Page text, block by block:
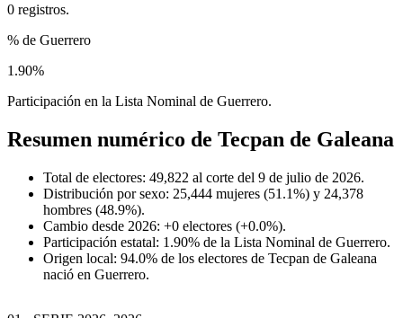
0 registros.
% de Guerrero
1.90%
Participación en la Lista Nominal de Guerrero.
Resumen numérico de Tecpan de Galeana
Total de electores: 49,822 al corte del 9 de julio de 2026.
Distribución por sexo: 25,444 mujeres (51.1%) y 24,378
hombres (48.9%).
Cambio desde 2026: +0 electores (+0.0%).
Participación estatal: 1.90% de la Lista Nominal de Guerrero.
Origen local: 94.0% de los electores de Tecpan de Galeana
nació en Guerrero.